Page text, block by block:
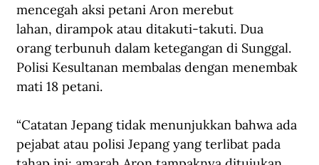
mencegah aksi petani Aron merebut
lahan, dirampok atau ditakuti-takuti. Dua
orang terbunuh dalam ketegangan di Sunggal.
Polisi Kesultanan membalas dengan menembak
mati 18 petani.
“Catatan Jepang tidak menunjukkan bahwa ada
pejabat atau polisi Jepang yang terlibat pada